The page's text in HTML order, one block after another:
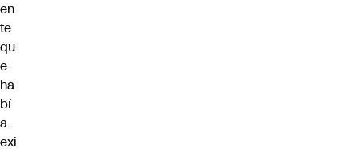
en
te
qu
e
ha
bí
a
exi